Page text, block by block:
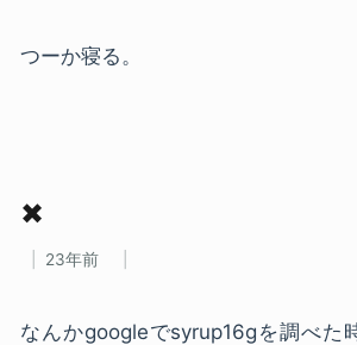
つーか寝る。
✖
23年前
なんかgoogleでsyrup16gを調べた